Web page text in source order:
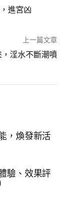
進宮凶
上一篇文章
淫水不斷潮噴
，煥發新活
驗、效果評